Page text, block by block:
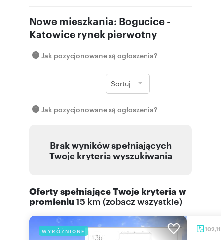
Nowe mieszkania: Bogucice -
Katowice rynek pierwotny
Jak pozycjonowane są ogłoszenia?
Sortuj
Jak pozycjonowane są ogłoszenia?
Brak wyników spełniających
Twoje kryteria wyszukiwania
Oferty spełniające Twoje kryteria w
promieniu15 km (zobacz wszystkie)
WYRÓŻNIONE 102,11